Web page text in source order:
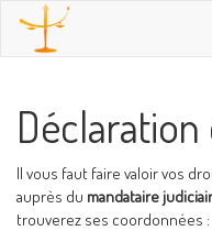
Il vous faut faire valoir vos
auprès du mandataire
trouverez ses coordonnées :